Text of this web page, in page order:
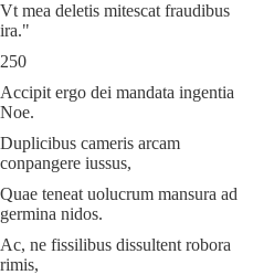
Vt mea deletis mitescat fraudibus
ira."
250
Accipit ergo dei mandata ingentia
Noe.
Duplicibus cameris arcam
conpangere iussus,
Quae teneat uolucrum mansura ad
germina nidos.
Ac, ne fissilibus dissultent robora
rimis,